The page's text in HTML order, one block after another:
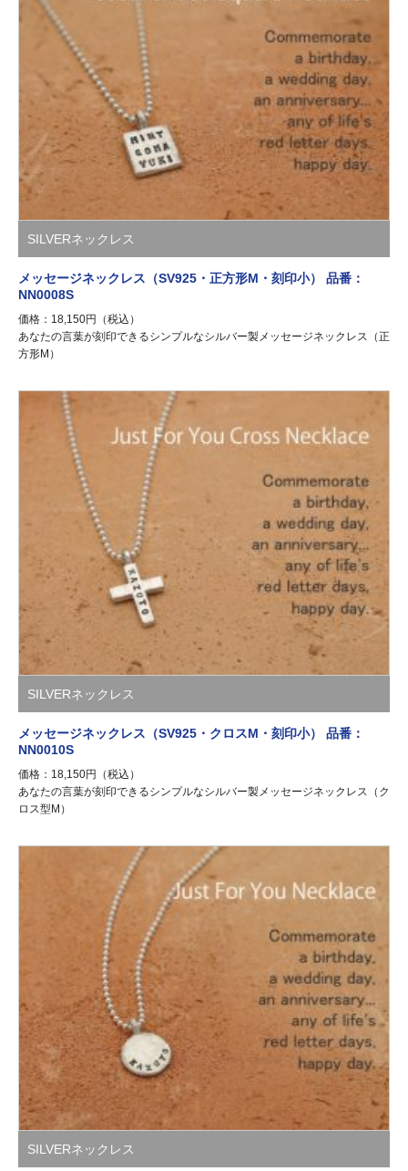
SILVERネックレス
NN0008S
価格：18,150円（税込）
あなたの言葉が刻印できるシンプルなシルバー製メッセージネックレス（正
方形M）
SILVERネックレス
NN0010S
価格：18,150円（税込）
あなたの言葉が刻印できるシンプルなシルバー製メッセージネックレス（ク
ロス型M）
SILVERネックレス